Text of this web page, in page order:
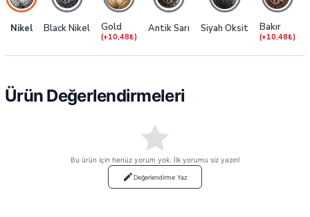
Nikel Black Nikel Gold
(+10,48₺)
Antik Sarı Siyah Oksit Bakır
(+10,48₺)
Ürün Değerlendirmeleri
Bu ürün için henüz yorum yok. İlk yorumu siz yazın!
Değerlendirme Yaz